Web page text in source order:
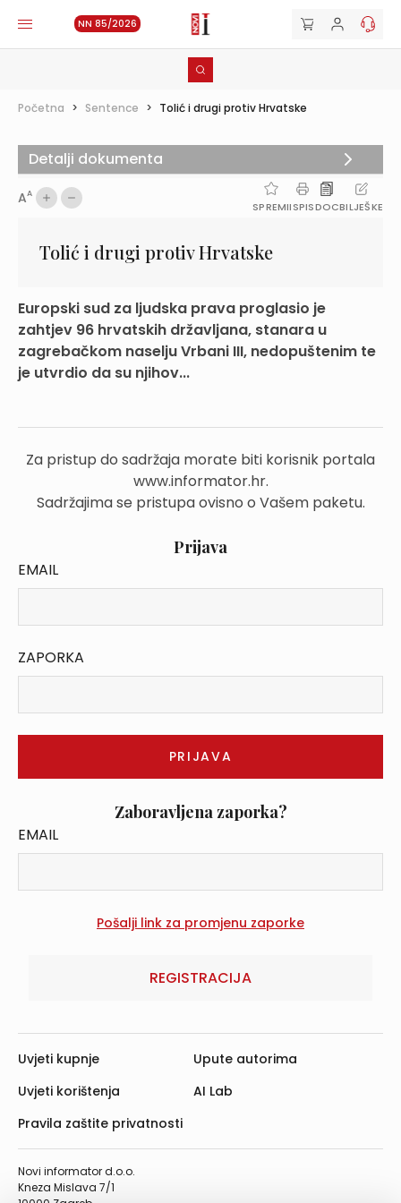
NN 85/2026
Početna > Sentence > Tolić i drugi protiv Hrvatske
AA
SPREMIISPISDOCBILJEŠKE
Tolić i drugi protiv Hrvatske
Europski sud za ljudska prava proglasio je
zahtjev 96 hrvatskih državljana, stanara u
zagrebačkom naselju Vrbani III, nedopuštenim te
je utvrdio da su njihov...
Za pristup do sadržaja morate biti korisnik portala
www.informator.hr.
Sadržajima se pristupa ovisno o Vašem paketu.
Prijava
EMAIL
ZAPORKA
Zaboravljena zaporka?
EMAIL
REGISTRACIJA
Detalji dokumenta
Novi informator d.o.o.
Kneza Mislava 7/1
Uvjeti kupnje
Uvjeti korištenja
Pravila zaštite privatnosti
Upute autorima
AI Lab